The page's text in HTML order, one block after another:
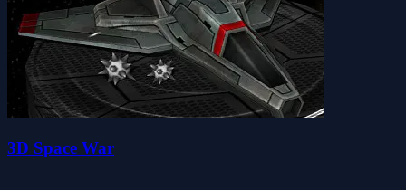
3D Space War